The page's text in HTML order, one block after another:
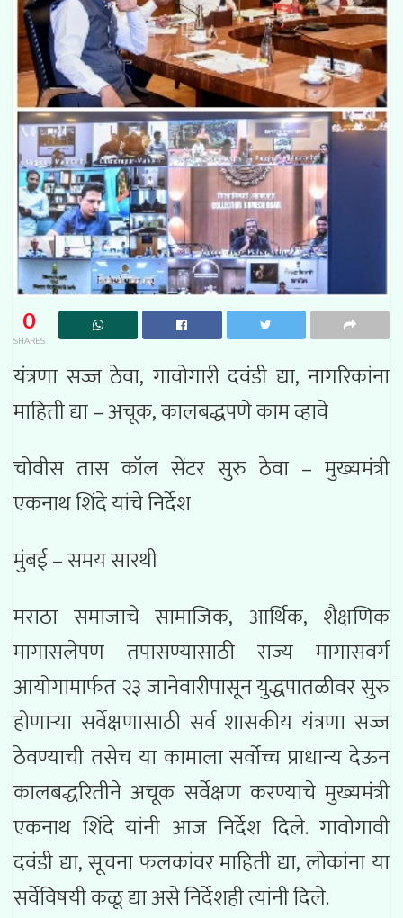
0
SHARES
यंत्रणा सज्ज ठेवा, गावोगारी दवंडी द्या, नागरिकांना
माहिती द्या – अचूक, कालबद्धपणे काम व्हावे
चोवीस तास कॉल सेंटर सुरु ठेवा – मुख्यमंत्री
एकनाथ शिंदे यांचे निर्देश
मुंबई – समय सारथी
मराठा समाजाचे सामाजिक, आर्थिक, शैक्षणिक
मागासलेपण तपासण्यासाठी राज्य मागासवर्ग
आयोगामार्फत २३ जानेवारीपासून युद्धपातळीवर सुरु
होणाऱ्या सर्वेक्षणासाठी सर्व शासकीय यंत्रणा सज्ज
ठेवण्याची तसेच या कामाला सर्वोच्च प्राधान्य देऊन
कालबद्धरितीने अचूक सर्वेक्षण करण्याचे मुख्यमंत्री
एकनाथ शिंदे यांनी आज निर्देश दिले. गावोगावी
दवंडी द्या, सूचना फलकांवर माहिती द्या, लोकांना या
सर्वेविषयी कळू द्या असे निर्देशही त्यांनी दिले.